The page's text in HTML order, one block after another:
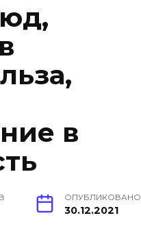
в
ОПУБЛИКОВАНО
30.12.2021